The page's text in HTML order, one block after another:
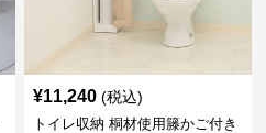
¥11,240 (税込)
トイレ収納 桐材使用籐かご付き